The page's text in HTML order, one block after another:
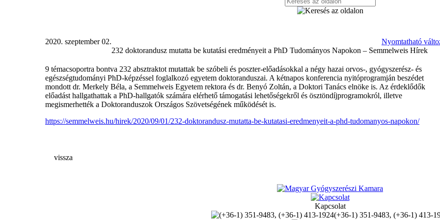
Nyomtatható
2020. szeptember 02.
232 doktorandusz mutatta be kutatási eredményeit a PhD Tudományos Napokon – Semmelweis Hírek
9 témacsoportra bontva 232 absztraktot mutattak be szóbeli és poszter-előadásokkal a négy hazai orvos-, gyógyszerész- és
egészségtudományi PhD-képzéssel foglalkozó egyetem doktoranduszai. A kétnapos konferencia nyitóprogramján beszédet
mondott dr. Merkely Béla, a Semmelweis Egyetem rektora és dr. Benyó Zoltán, a Doktori Tanács elnöke is. Az érdeklődők
előadást hallgathattak a PhD-hallgatók számára elérhető támogatási lehetőségekről és ösztöndíjprogramokról, illetve
megismerhették a Doktoranduszok Országos Szövetségének működését is.
https://semmelweis.hu/hirek/2020/09/01/232-doktorandusz-mutatta-be-kutatasi-eredmenyeit-a-phd-tudomanyos-napokon/
vissza
Kapcsolat
(+36-1) 351-9483, (+36-1) 413-